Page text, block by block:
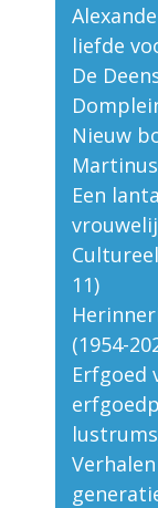
liefde
De
Nieuw
Een
11)
(1954-
Erfgoed